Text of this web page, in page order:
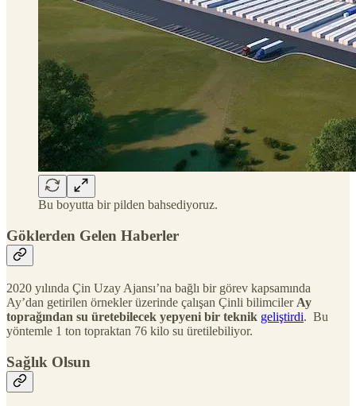
Bu boyutta bir pilden bahsediyoruz.
Göklerden Gelen Haberler
2020 yılında Çin Uzay Ajansı’na bağlı bir görev kapsamında
Ay’dan getirilen örnekler üzerinde çalışan Çinli bilimciler Ay
toprağından su üretebilecek yepyeni bir teknik geliştirdi. Bu
yöntemle 1 ton topraktan 76 kilo su üretilebiliyor.
Sağlık Olsun